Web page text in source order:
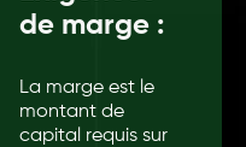
de marge :
La marge est le
montant de
capital requis sur